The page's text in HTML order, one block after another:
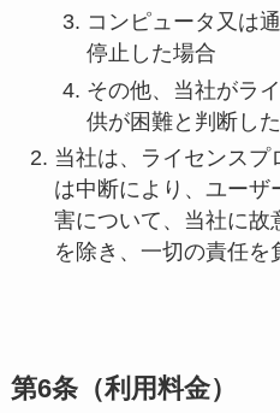
コンピュータ又は
停止した場合
その他、当社がラ
供が困難と判断し
当社は、ライセンスプ
は中断により、ユーザ
害について、当社に故
を除き、一切の責任を
第6条（利用料金）